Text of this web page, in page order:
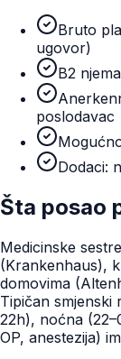
Bruto
ugovor)
B2
poslodavac
Dodaci:
Šta posao
Medicinske
(Krankenhaus),
domovima
Tipičan smjenski
22h), noćna
OP, anestezija)